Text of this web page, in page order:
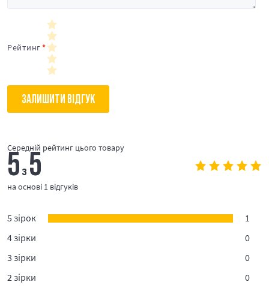
Рейтинг
ЗАЛИШИТИ ВІДГУК
Середній рейтинг цього товару
5 з5
на основі 1 відгуків
5 зірок
1
4 зірки
0
3 зірки
0
2 зірки
0